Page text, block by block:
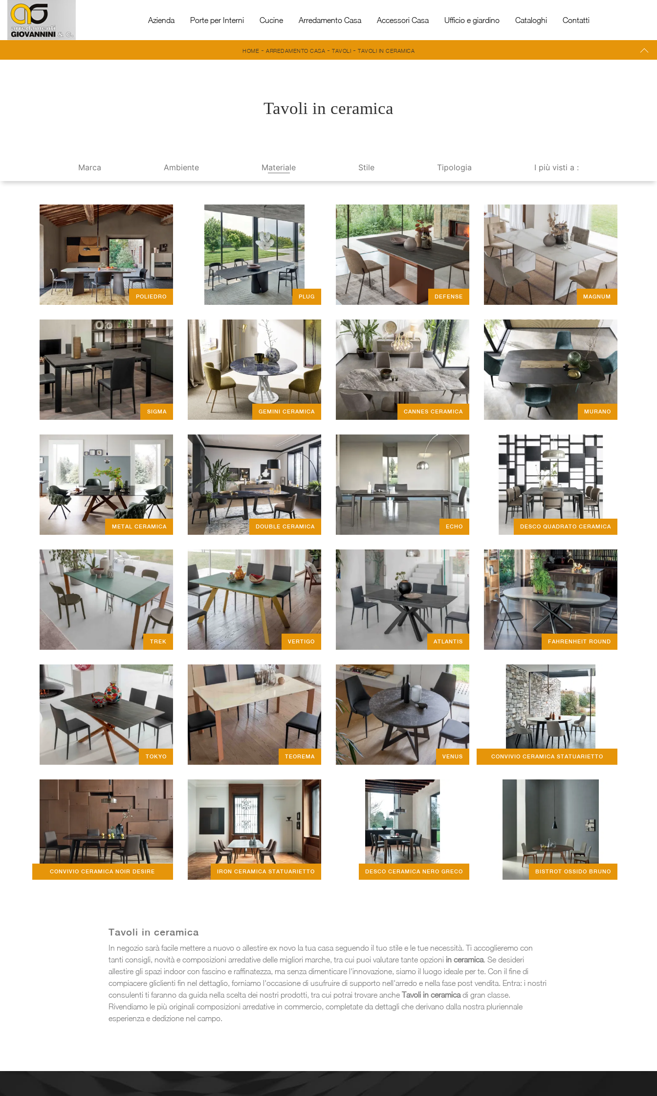
Azienda Porte per Interni Cucine Arredamento Casa Accessori Casa Ufficio e giardino Cataloghi Contatti
HOME - ARREDAMENTO CASA - TAVOLI - TAVOLI IN CERAMICA
Tavoli in ceramica
Marca Ambiente Materiale Stile Tipologia I più visti a :
POLIEDRO PLUG DEFENSE MAGNUM
SIGMA GEMINI CERAMICA CANNES CERAMICA MURANO
METAL CERAMICA DOUBLE CERAMICA ECHO DESCO QUADRATO CERAMICA
TREK VERTIGO ATLANTIS FAHRENHEIT ROUND
TOKYO TEOREMA VENUS CONVIVIO CERAMICA STATUARIETTO
CONVIVIO CERAMICA NOIR DESIRE IRON CERAMICA STATUARIETTO DESCO CERAMICA NERO GRECO BISTROT OSSIDO BRUNO
Tavoli in ceramica
In negozio sarà facile mettere a nuovo o allestire ex novo la tua casa seguendo il tuo stile e le tue necessità. Ti accoglieremo con
tanti consigli, novità e composizioni arredative delle migliori marche, tra cui puoi valutare tante opzioni in ceramica. Se desideri
allestire gli spazi indoor con fascino e raffinatezza, ma senza dimenticare l'innovazione, siamo il luogo ideale per te. Con il fine di
compiacere gliclienti fin nel dettaglio, forniamo l'occasione di usufruire di supporto nell'arredo e nella fase post vendita. Entra: i nostri
consulenti ti faranno da guida nella scelta dei nostri prodotti, tra cui potrai trovare anche Tavoli in ceramicadi gran classe.
Rivendiamo le più originali composizioni arredative in commercio, completate da dettagli che derivano dalla nostra pluriennale
esperienza e dedizione nel campo.